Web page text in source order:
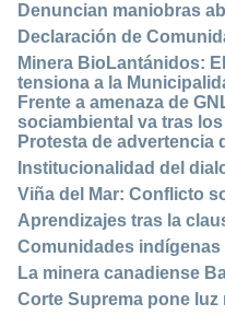
Denuncian maniobras
Declaración de
Minera BioLantánidos:
tensiona a la
Frente a amenaza de
sociambiental va tras
Protesta de advertencia
Institucionalidad del
Viña del Mar: Conflicto
Aprendizajes tras la
Comunidades indígenas
La minera canadiense
Corte Suprema pone